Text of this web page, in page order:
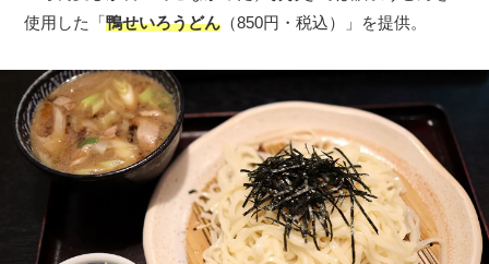
使用した「鴨せいろうどん （850円・税込）」を提供。